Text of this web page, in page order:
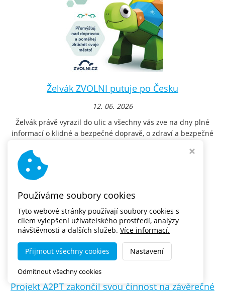
Želvák ZVOLNI putuje po Česku
12. 06. 2026
Želvák právě vyrazil do ulic a všechny vás zve na dny plné
informací o klidné a bezpečné dopravě, o zdraví a bezpečné
Projekt A2PT zakončil svou činnost na závěrečné
Používáme soubory cookies
Tyto webové stránky používají soubory cookies s
cílem vylepšení uživatelského prostředí, analýzy
návštěvnosti a dalších služeb. Více informací.
Přijmout všechny cookies Nastavení
Odmítnout všechny cookies